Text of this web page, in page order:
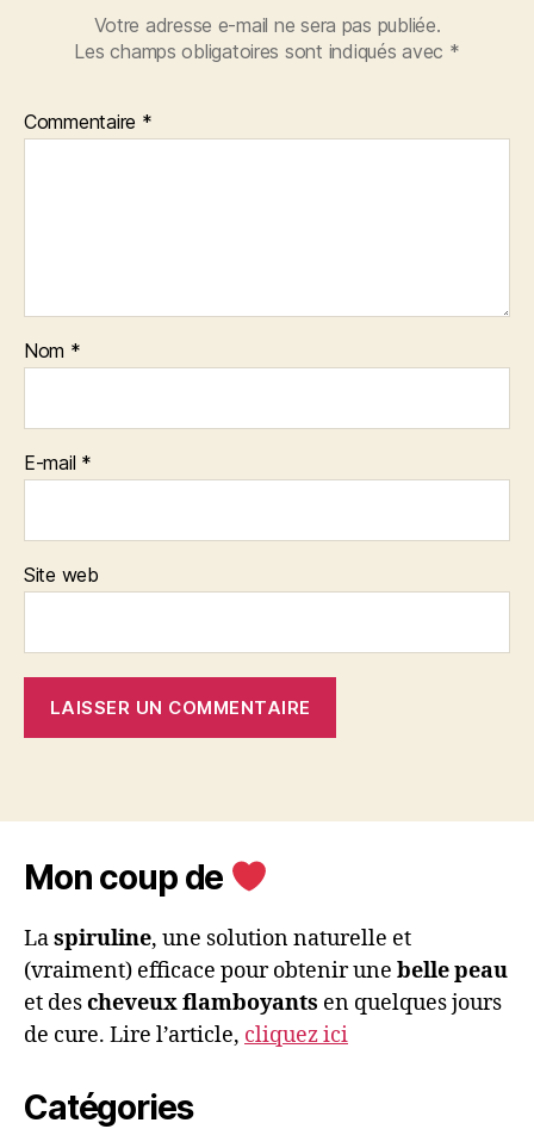
Votre adresse e-mail ne sera pas publiée.
Les champs obligatoires sont indiqués avec *
Commentaire *
Nom *
E-mail *
Site web
Mon coup de
Laspiruline, une solution naturelle et
(vraiment) efficace pour obtenir une belle peau
et descheveux flamboyants en quelques jours
de cure. Lire l’article, cliquez ici
Catégories